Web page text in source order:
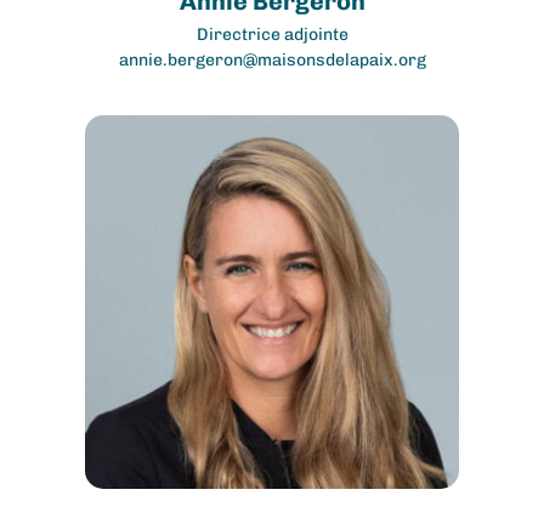
Directrice adjointe
annie.bergeron@maisonsdelapaix.org